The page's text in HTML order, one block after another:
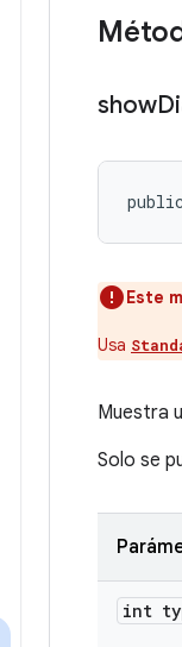
show
Este
Usa
Muestra
Solo se
int